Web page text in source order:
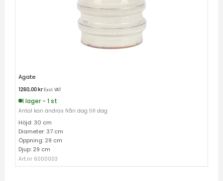
Agate
1260,00krExcl. VAT
I lager - 1 st
Antal kan ändras från dag till dag
Höjd: 30 cm
Diameter: 37 cm
Öppning: 29 cm
Djup: 29 cm
Art.nr 6000003